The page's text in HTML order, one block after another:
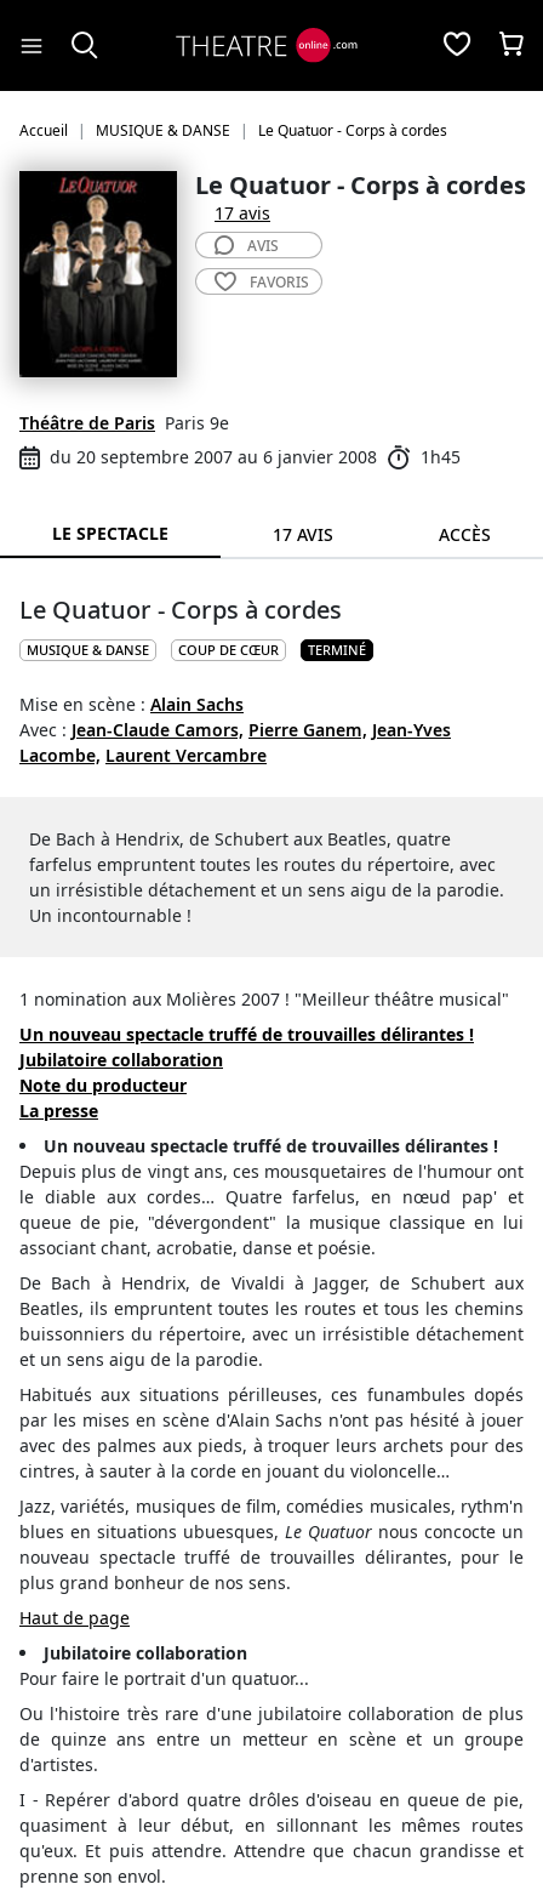
Accueil MUSIQUE & DANSE Le Quatuor - Corps à cordes
Le Quatuor - Corps à cordes
17 avis
Théâtre de Paris Paris 9e
du 20 septembre 2007 au 6 janvier 2008
1h45
AVIS
FAVORIS
LE SPECTACLE 17 AVIS ACCÈS
Le Quatuor - Corps à cordes
MUSIQUE & DANSE COUP DE CŒUR TERMINÉ
Mise en scène : Alain Sachs
Avec : Jean-Claude Camors, Pierre Ganem, Jean-Yves
Lacombe, Laurent Vercambre
De Bach à Hendrix, de Schubert aux Beatles, quatre
farfelus empruntent toutes les routes du répertoire, avec
un irrésistible détachement et un sens aigu de la parodie.
Un incontournable !
1 nomination aux Molières 2007 ! "Meilleur théâtre musical"
Un nouveau spectacle truffé de trouvailles délirantes !
Jubilatoire collaboration
Note du producteur
La presse
Un nouveau spectacle truffé de trouvailles délirantes !
Depuis plus de vingt ans, ces mousquetaires de l'humour ont
le diable aux cordes… Quatre farfelus, en nœud pap' et
queue de pie, "dévergondent" la musique classique en lui
associant chant, acrobatie, danse et poésie.
De Bach à Hendrix, de Vivaldi à Jagger, de Schubert aux
Beatles, ils empruntent toutes les routes et tous les chemins
buissonniers du répertoire, avec un irrésistible détachement
et un sens aigu de la parodie.
Habitués aux situations périlleuses, ces funambules dopés
par les mises en scène d'Alain Sachs n'ont pas hésité à jouer
avec des palmes aux pieds, à troquer leurs archets pour des
cintres, à sauter à la corde en jouant du violoncelle…
Jazz, variétés, musiques de film, comédies musicales, rythm'n
blues en situations ubuesques, Le Quatuor nous concocte un
nouveau spectacle truffé de trouvailles délirantes, pour le
plus grand bonheur de nos sens.
Haut de page
Jubilatoire collaboration
Pour faire le portrait d'un quatuor...
Ou l'histoire très rare d'une jubilatoire collaboration de plus
de quinze ans entre un metteur en scène et un groupe
d'artistes.
I - Repérer d'abord quatre drôles d'oiseau en queue de pie,
quasiment à leur début, en sillonnant les mêmes routes
qu'eux. Et puis attendre. Attendre que chacun grandisse et
prenne son envol.